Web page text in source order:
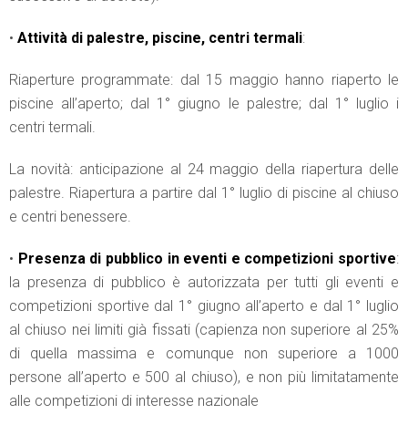
• Attività di palestre, piscine, centri termali:
Riaperture programmate: dal 15 maggio hanno riaperto le
piscine all’aperto; dal 1° giugno le palestre; dal 1° luglio i
centri termali.
La novità: anticipazione al 24 maggio della riapertura delle
palestre. Riapertura a partire dal 1° luglio di piscine al chiuso
e centri benessere.
• Presenza di pubblico in eventi e competizioni sportive:
la presenza di pubblico è autorizzata per tutti gli eventi e
competizioni sportive dal 1° giugno all’aperto e dal 1° luglio
al chiuso nei limiti già fissati (capienza non superiore al 25%
di quella massima e comunque non superiore a 1000
persone all’aperto e 500 al chiuso), e non più limitatamente
alle competizioni di interesse nazionale